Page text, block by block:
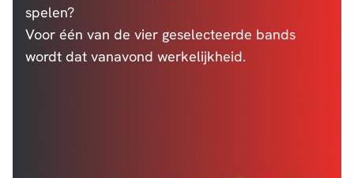
spelen?
Voor één van de vier geselecteerde bands
wordt dat vanavond werkelijkheid.